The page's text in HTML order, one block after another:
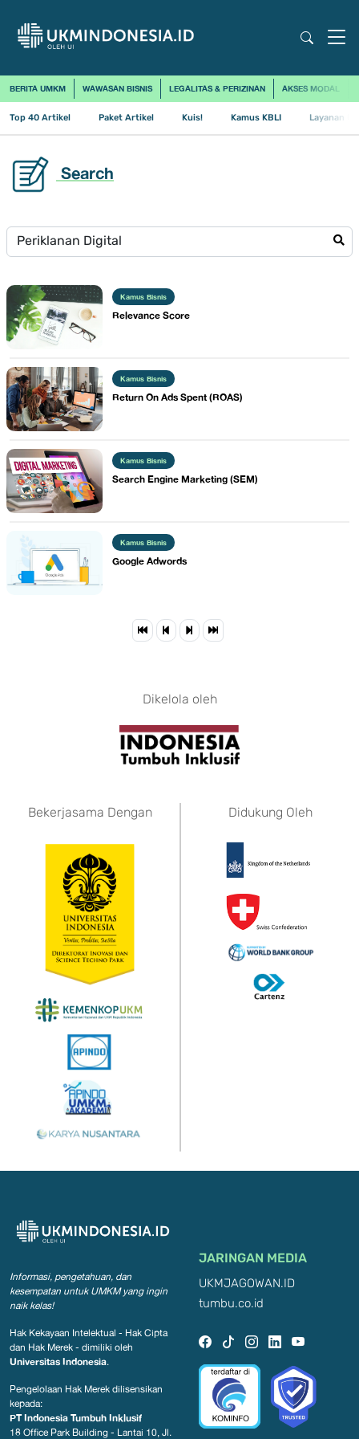
BERITA UMKM WAWASAN BISNIS LEGALITAS & PERIZINAN AKSES MODAL
Top 40 Artikel Paket Artikel Kuis! Kamus KBLI Layanan
Search
Kamus Bisnis
Relevance Score
Kamus Bisnis
Return On Ads Spent (ROAS)
Kamus Bisnis
Search Engine Marketing (SEM)
Kamus Bisnis
Google Adwords
Dikelola oleh
Bekerjasama Dengan Didukung Oleh
Informasi, pengetahuan, dan
kesempatan untuk UMKM yang ingin
naik kelas!
Hak Kekayaan Intelektual - Hak Cipta
dan Hak Merek - dimiliki oleh
Universitas Indonesia.
Pengelolaan Hak Merek dilisensikan
kepada:
PT Indonesia Tumbuh Inklusif
18 Office Park Building - Lantai 10, Jl.
JARINGAN MEDIA
UKMJAGOWAN.ID
tumbu.co.id